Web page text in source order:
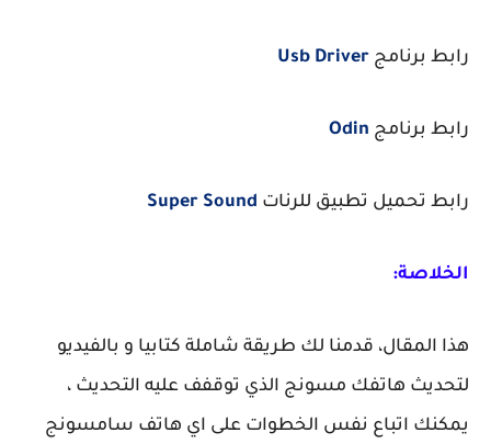
رابط برنامج Usb Driver
رابط برنامج Odin
رابط تحميل تطبيق للرنات Super Sound
الخلاصة:
هذا المقال، قدمنا لك طريقة شاملة كتابيا و بالفيديو
لتحديث هاتفك مسونج الذي توقفف عليه التحديث ،
يمكنك اتباع نفس الخطوات على اي هاتف سامسونج